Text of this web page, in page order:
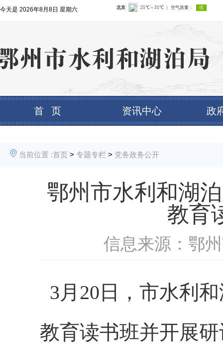
今天是 2026年8月8日 星期六
首 页 资讯中心 政
当前位置 :首页 > 专题专栏 > 党务政务公开
鄂州市水利和湖
教育
信息来源：鄂
3月20日，市水利
教育读书班并开展